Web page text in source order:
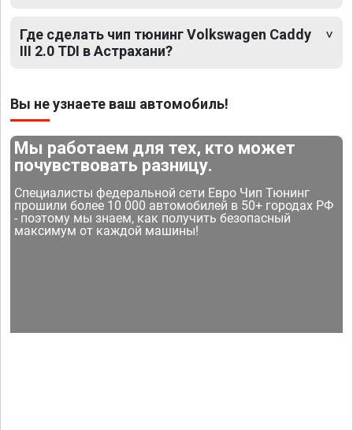
Где сделать чип тюнинг Volkswagen Caddy
III 2.0 TDI в Астрахани?
Вы не узнаете ваш автомобиль!
Мы работаем для тех, кто может
почувствовать разницу.
Специалисты федеральной сети Евро Чип Тюнинг
прошили более 10 000 автомобилей в 50+ городах РФ
- поэтому мы знаем, как получить безопасный
максимум от каждой машины!